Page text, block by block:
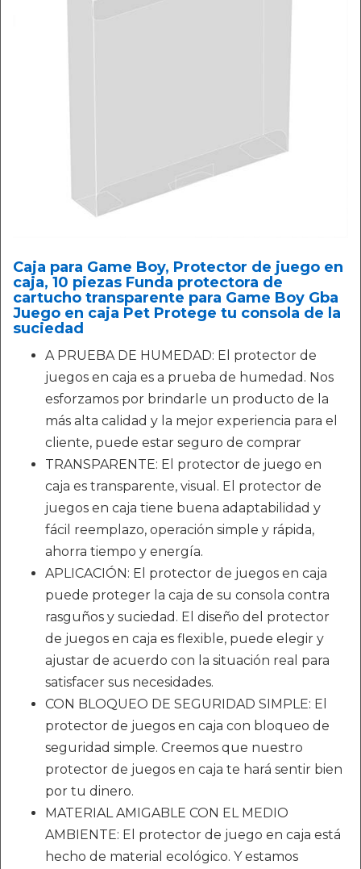
Caja para Game Boy, Protector de juego en
caja, 10 piezas Funda protectora de
cartucho transparente para Game Boy Gba
Juego en caja Pet Protege tu consola de la
suciedad
A PRUEBA DE HUMEDAD: El protector de
juegos en caja es a prueba de humedad. Nos
esforzamos por brindarle un producto de la
más alta calidad y la mejor experiencia para el
cliente, puede estar seguro de comprar
TRANSPARENTE: El protector de juego en
caja es transparente, visual. El protector de
juegos en caja tiene buena adaptabilidad y
fácil reemplazo, operación simple y rápida,
ahorra tiempo y energía.
APLICACIÓN: El protector de juegos en caja
puede proteger la caja de su consola contra
rasguños y suciedad. El diseño del protector
de juegos en caja es flexible, puede elegir y
ajustar de acuerdo con la situación real para
satisfacer sus necesidades.
CON BLOQUEO DE SEGURIDAD SIMPLE: El
protector de juegos en caja con bloqueo de
seguridad simple. Creemos que nuestro
protector de juegos en caja te hará sentir bien
por tu dinero.
MATERIAL AMIGABLE CON EL MEDIO
AMBIENTE: El protector de juego en caja está
hecho de material ecológico. Y estamos